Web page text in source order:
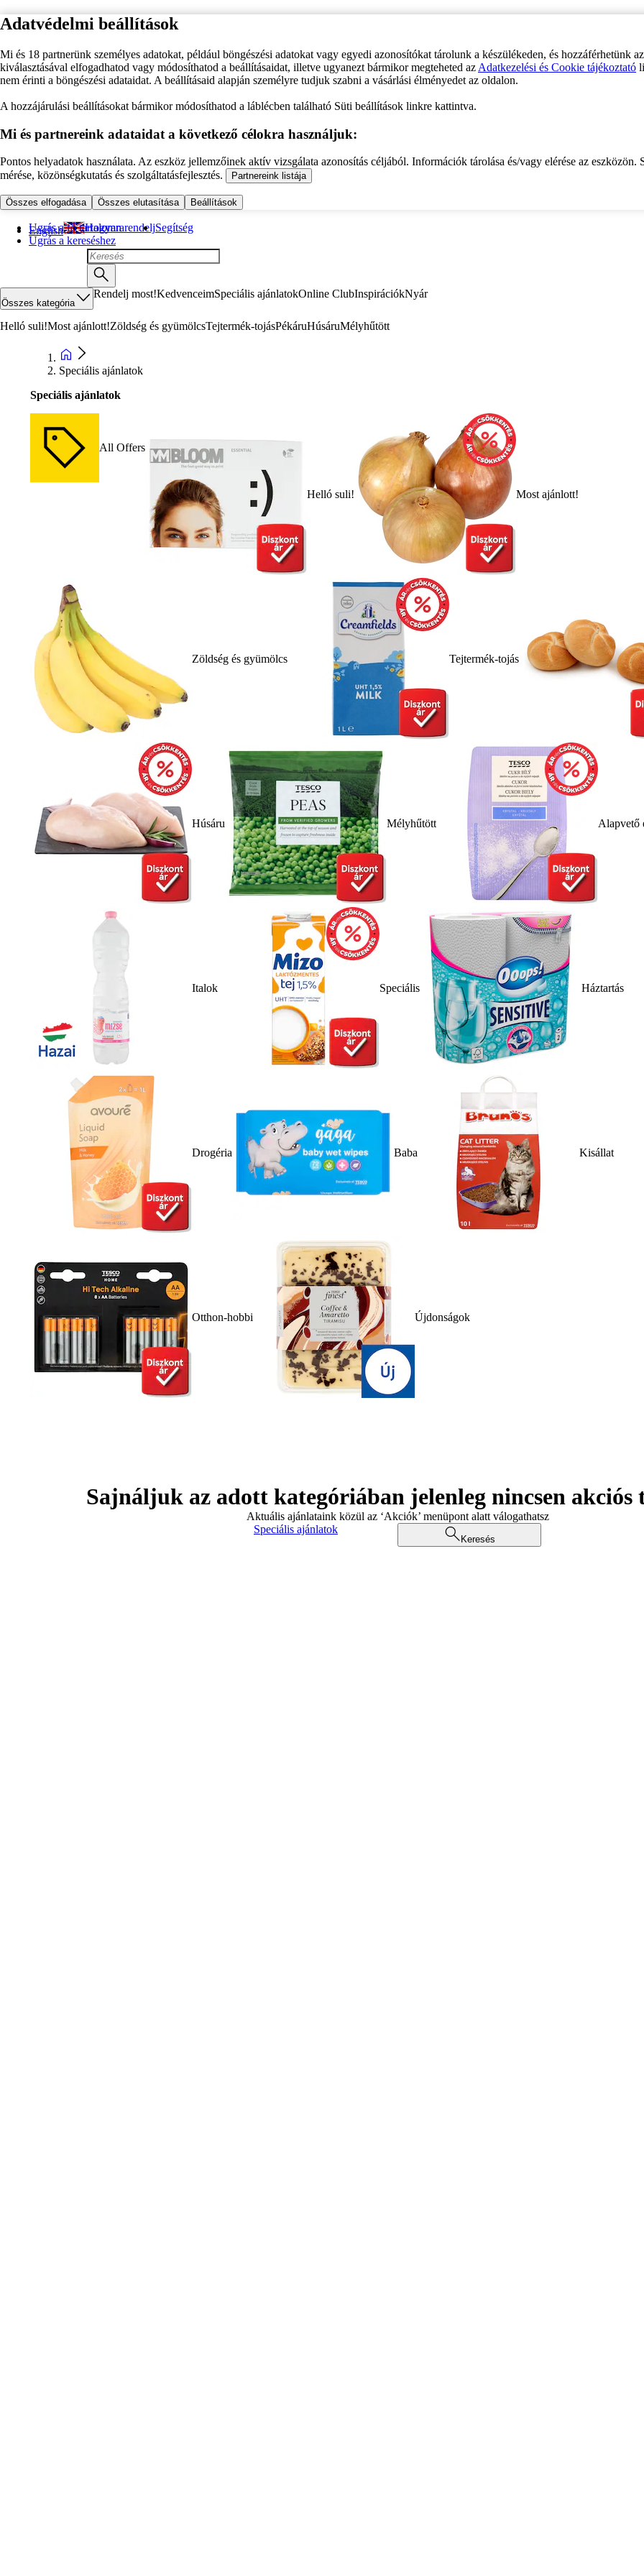
Adatvédelmi beállítások
Mi és 18 partnerünk személyes adatokat, például böngészési adatokat vagy egyedi azonosítókat tárolunk a készülékeden, és hozzáférhetünk
kiválasztásával elfogadhatod vagy módosíthatod a beállításaidat, illetve ugyanezt bármikor megteheted az Adatkezelési és Cookie tájékoztató
nem érinti a böngészési adataidat. A beállításaid alapján személyre tudjuk szabni a vásárlási élményedet az oldalon.
A hozzájárulási beállításokat bármikor módosíthatod a láblécben található Süti beállítások linkre kattintva.
Mi és partnereink adataidat a következő célokra használjuk:
Pontos helyadatok használata. Az eszköz jellemzőinek aktív vizsgálata azonosítás céljából. Információk tárolása és/vagy elérése az eszközön.
mérése, közönségkutatás és szolgáltatásfejlesztés.
Partnereink listája
Összes elfogadása Összes elutasítása Beállítások
Ugrás a fő tartalomra
Ugrás a kereséshez
English Hogyan rendeljSegítség
Összes kategória
Rendelj most!KedvenceimSpeciális ajánlatokOnline ClubInspirációkNyár
Helló suli!Most ajánlott!Zöldség és gyümölcsTejtermék-tojásPékáruHúsáruMélyhűtött
Speciális ajánlatok
Speciális ajánlatok
All Offers
Helló suli! Most ajánlott!
Zöldség és gyümölcs Tejtermék-tojás
Húsáru Mélyhűtött Alapvető
Italok Speciális Háztartás
Drogéria Baba Kisállat
Otthon-hobbi Újdonságok
Sajnáljuk az adott kategóriában jelenleg nincsen akciós
Aktuális ajánlataink közül az ‘Akciók’ menüpont alatt válogathatsz
Speciális ajánlatok
Keresés